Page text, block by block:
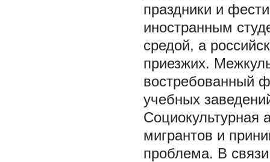
праздники и
иностранным
средой, а
приезжих.
востребованный
учебных
Социокультурная
мигрантов и
проблема. В